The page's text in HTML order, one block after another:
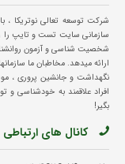
شرکت توسعه تعالی نوتریکا ،
سازمانی سایت تست و تایپ را
شخصیت شناسی و آزمون روانشناسی
ارائه میدهد. مخاطبان ما
نگهداشت و جانشین پروری ،
افراد علاقمند به خودشناسی
بگیر!
کانال های ارتباطی